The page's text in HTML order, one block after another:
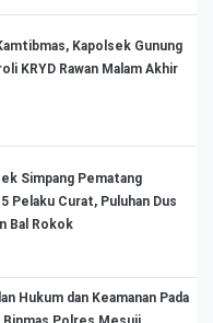
Kapolsek Gunung
KRYD Rawan Malam Akhir
Simpang Pematang
Pelaku Curat, Puluhan Dus
Bal Rokok
Hukum dan Keamanan Pada